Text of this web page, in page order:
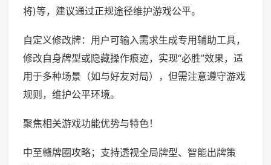
将)等，建议通过正规途径维护游戏公平。
自定义修改牌：用户可输入需求生成专用辅助工具，
修改自身牌型或隐藏操作痕迹，实现“必胜”效果，适
用于多种场景（如与好友对局），但需注意遵守游戏
规则，维护公平环境。
聚焦相关游戏功能优势与特色！
中至赣牌圈攻略；支持透视全局牌型、智能出牌策